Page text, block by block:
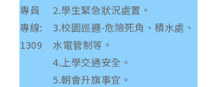
專員
專線:
1309
2.學生緊急狀況處置。
3.校園巡邏-危險死角、積水處、
水電管制等。
4.上學交通安全。
5.朝會升旗事宜。